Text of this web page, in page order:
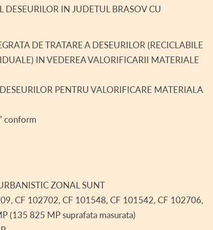
AVERE ► DECLARAȚII DE AVERE
DECLARAȚII DE AVERE
DECLARAȚII DE AVERE –
DECLARAȚII DE AVERE
DECLARAȚII DE AVERE
DECLARAȚII DE
DECLARAȚII DE
DECLARAȚII DE
DECLARAȚII DE
H.C.L. 2019
LOCAL
SITUAȚII DE URGENȚĂ
SIPOCA 35
PUBLIC
FUNCȚIONARE
PROIECTE DERULATE – COMUNA HOGHIZ
FAUNA ÎN HOGHIZ
IN JUDETUL BRASOV CU
DE TRATARE A DESEURILOR (RECICLABILE
IN VEDEREA VALORIFICARII MATERIALE
PENTRU VALORIFICARE MATERIALA
conform
ZONAL SUNT
CF 102702, CF 101548, CF 101542, CF 102706,
(135 825 MP suprafata masurata)